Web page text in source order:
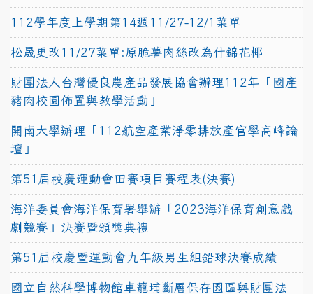
112學年度上學期第14週11/27-12/1菜單
松晟更改11/27菜單:原脆薯肉絲改為什錦花椰
財團法人台灣優良農產品發展協會辦理112年「國產
豬肉校園佈置與教學活動」
開南大學辦理「112航空產業淨零排放產官學高峰論
壇」
第51屆校慶運動會田賽項目賽程表(決賽)
海洋委員會海洋保育署舉辦「2023海洋保育創意戲
劇競賽」決賽暨頒獎典禮
第51屆校慶暨運動會九年級男生組鉛球決賽成績
國立自然科學博物館車籠埔斷層保存園區與財團法